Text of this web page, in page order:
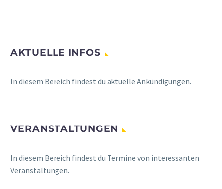
AKTUELLE INFOS
In diesem Bereich findest du aktuelle Ankündigungen.
VERANSTALTUNGEN
In diesem Bereich findest du Termine von interessanten
Veranstaltungen.